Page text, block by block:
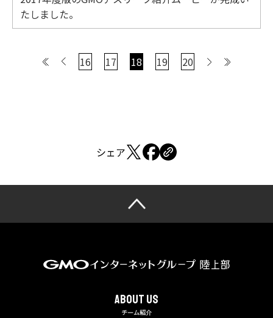
たしました。
< 16 17 18 19 20 >
シェア
About us
チーム紹介